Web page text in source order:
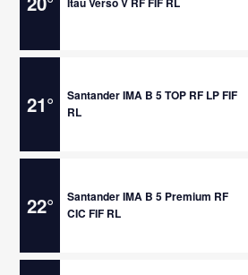
21°
Santander IMA B 5 TOP RF LP FIF
RL
22°
Santander IMA B 5 Premium RF
CIC FIF RL